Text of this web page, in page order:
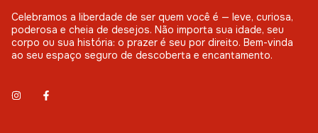
Celebramos a liberdade de ser quem você é — leve, curiosa,
poderosa e cheia de desejos. Não importa sua idade, seu
corpo ou sua história: o prazer é seu por direito. Bem-vinda
ao seu espaço seguro de descoberta e encantamento.